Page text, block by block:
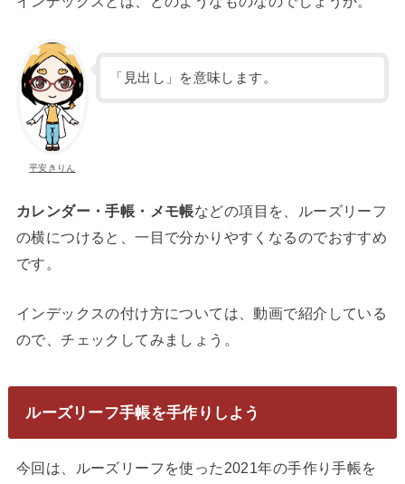
平安きりん
「見出し」を意味します。
カレンダー・手帳・メモ帳などの項目を、ルーズリーフ
の横につけると、一目で分かりやすくなるのでおすすめ
です。
インデックスの付け方については、動画で紹介している
ので、チェックしてみましょう。
ルーズリーフ手帳を手作りしよう
今回は、ルーズリーフを使った2021年の手作り手帳を